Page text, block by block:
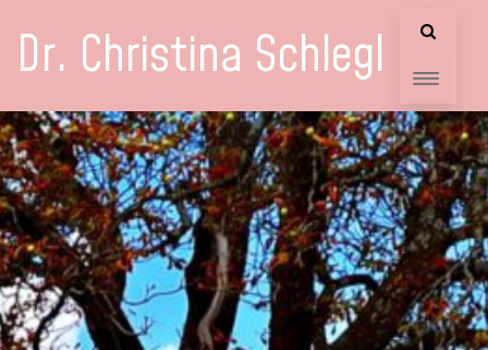
Dr. Christina Schlegl